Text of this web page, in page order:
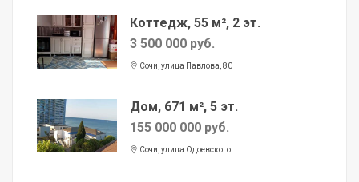
Коттедж, 55 м², 2 эт.
3 500 000 руб.
Сочи, улица Павлова, 80
Дом, 671 м², 5 эт.
155 000 000 руб.
Сочи, улица Одоевского